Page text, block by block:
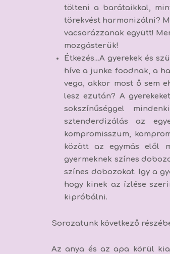
tölteni a barátaikkal,
törekvést harmonizálni?
vacsorázzanak együtt!
mozgásterük!
Étkezés…A gyerekek és
híve a junke foodnak, a
vega, akkor most ő sem
lesz ezután? A
sokszínűséggel
sztenderdizálás az
kompromisszum,
között az egymás elől
gyermeknek színes
színes dobozokat. Igy a
hogy kinek az ízlése
kipróbálni.
Sorozatunk következő
Az anya és az apa körül